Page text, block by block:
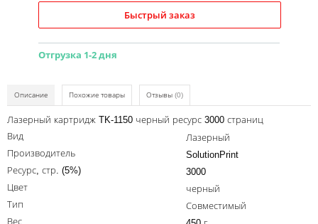
HP
IBM
Kodak
Kyocera
OKI
Быстрый заказ
Отгрузка 1-2 дня
Описание Похожие товары Отзывы (0)
Лазерный картридж TK-1150 черный ресурс 3000 страниц
Вид
Лазерный
Производитель
SolutionPrint
Ресурс, стр. (5%)
3000
Цвет
черный
Тип
Совместимый
Вес